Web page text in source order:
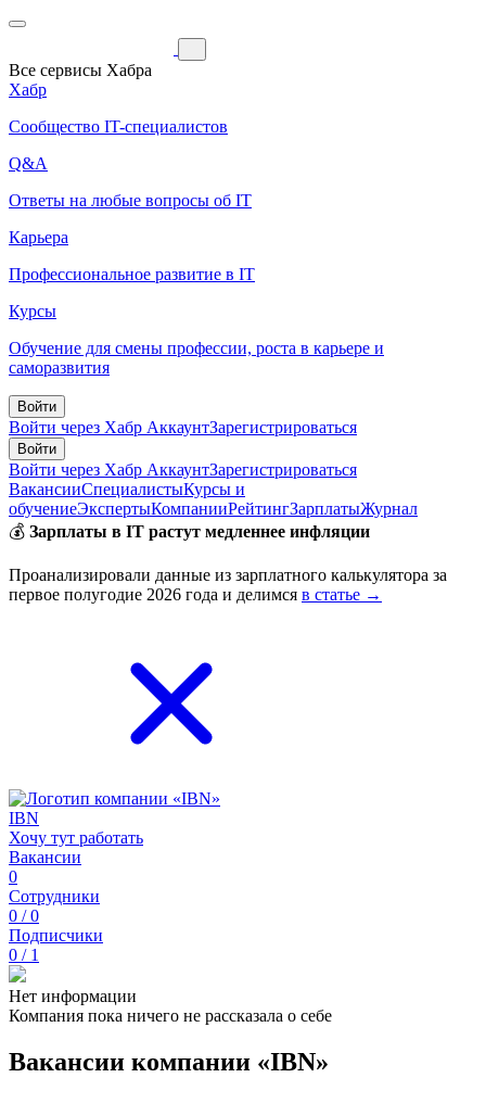
Все сервисы Хабра
Хабр
Сообщество IT-специалистов
Q&A
Ответы на любые вопросы об IT
Карьера
Профессиональное развитие в IT
Курсы
Обучение для смены профессии, роста в карьере и
саморазвития
Войти
Войти через Хабр АккаунтЗарегистрироваться
Войти
Войти через Хабр АккаунтЗарегистрироваться
ВакансииСпециалистыКурсы и
обучениеЭкспертыКомпанииРейтингЗарплатыЖурнал
💰 Зарплаты в IT растут медленнее инфляции
Проанализировали данные из зарплатного калькулятора за
первое полугодие 2026 года и делимся в статье →
IBN
Хочу тут работать
Вакансии
0
Сотрудники
0 / 0
Подписчики
0 / 1
Нет информации
Компания пока ничего не рассказала о себе
Вакансии компании «IBN»